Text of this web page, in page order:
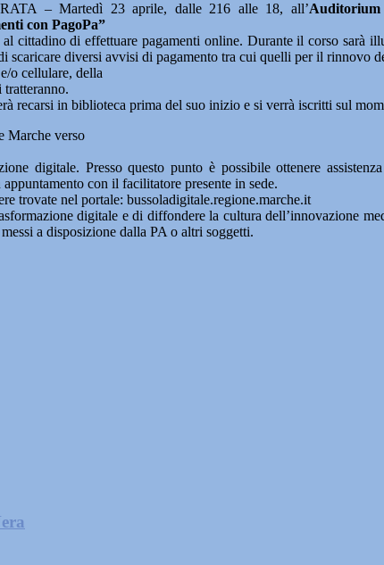
– Martedì 23 aprile, dalle 216 alle 18, all’
con PagoPa”
cittadino di effettuare pagamenti online. Durante il corso sarà
diversi avvisi di pagamento tra cui quelli per il rinnovo
o cellulare, della
tratteranno.
recarsi in biblioteca prima del suo inizio e si verrà iscritti sul
Marche verso
digitale. Presso questo punto è possibile ottenere
con il facilitatore presente in sede.
trovate nel portale: bussoladigitale.regione.marche.it
digitale e di diffondere la cultura dell’innovazione
a disposizione dalla PA o altri soggetti.